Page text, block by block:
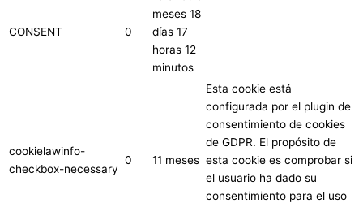
CONSENT 0
meses 18
días 17
horas 12
minutos
cookielawinfo-
checkbox-necessary
0 11 meses
Esta cookie está
configurada por el plugin de
consentimiento de cookies
de GDPR. El propósito de
esta cookie es comprobar si
el usuario ha dado su
consentimiento para el uso